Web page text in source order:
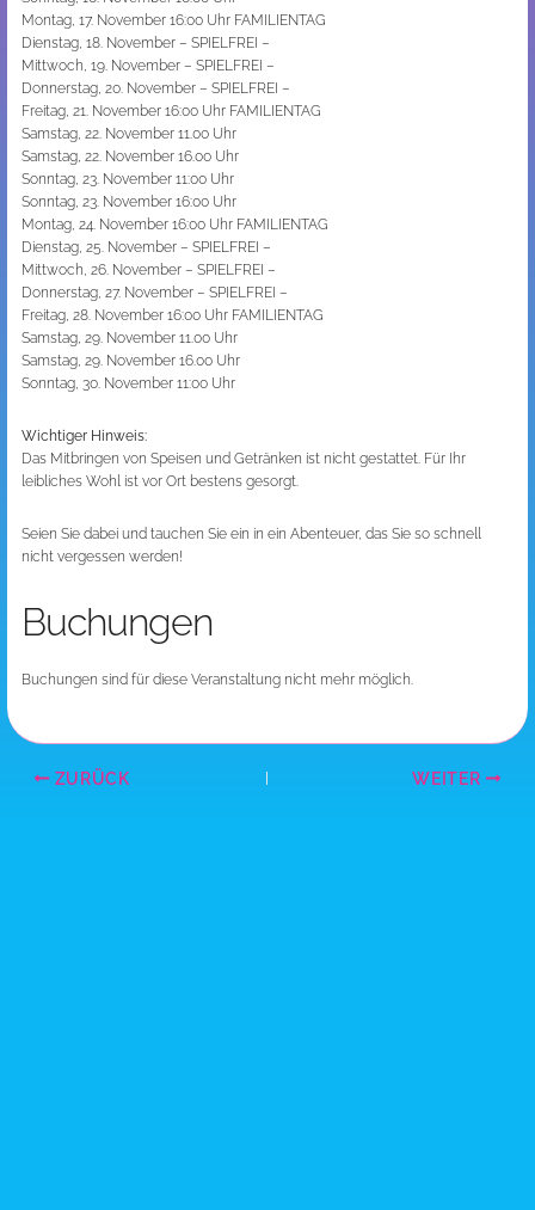
Montag, 17. November 16:00 Uhr FAMILIENTAG
Dienstag, 18. November – SPIELFREI –
Mittwoch, 19. November – SPIELFREI –
Donnerstag, 20. November – SPIELFREI –
Freitag, 21. November 16:00 Uhr FAMILIENTAG
Samstag, 22. November 11.00 Uhr
Samstag, 22. November 16.00 Uhr
Sonntag, 23. November 11:00 Uhr
Sonntag, 23. November 16:00 Uhr
Montag, 24. November 16:00 Uhr FAMILIENTAG
Dienstag, 25. November – SPIELFREI –
Mittwoch, 26. November – SPIELFREI –
Donnerstag, 27. November – SPIELFREI –
Freitag, 28. November 16:00 Uhr FAMILIENTAG
Samstag, 29. November 11.00 Uhr
Samstag, 29. November 16.00 Uhr
Sonntag, 30. November 11:00 Uhr
Wichtiger Hinweis:
Das Mitbringen von Speisen und Getränken ist nicht gestattet. Für Ihr
leibliches Wohl ist vor Ort bestens gesorgt.
Seien Sie dabei und tauchen Sie ein in ein Abenteuer, das Sie so schnell
nicht vergessen werden!
Buchungen
Buchungen sind für diese Veranstaltung nicht mehr möglich.
ZURÜCK WEITER